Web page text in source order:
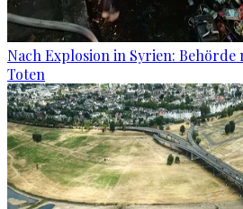
Nach Explosion in Syrien: Behörde
Toten